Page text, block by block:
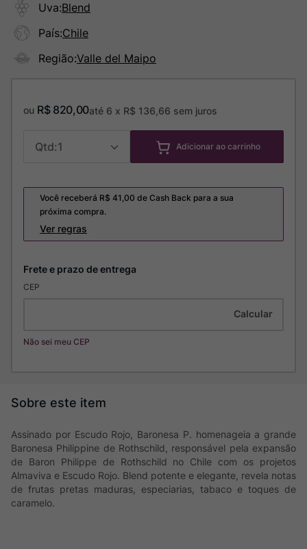
Uva:Blend
País:Chile
Região:Valle del Maipo
ou R$ 820,00até 6 x R$ 136,66 sem juros
1 Adicionar ao carrinho
Você receberá R$ 41,00 de Cash Back para a sua
próxima compra.
Ver regras
CEP
Não sei meu CEP
Assinado por Escudo Rojo, Baronesa P. homenageia a grande
Baronesa Philippine de Rothschild, responsável pela expansão
de Baron Philippe de Rothschild no Chile com os projetos
Almaviva e Escudo Rojo. Blend potente e elegante, revela notas
de frutas pretas maduras, especiarias, tabaco e toques de
caramelo.